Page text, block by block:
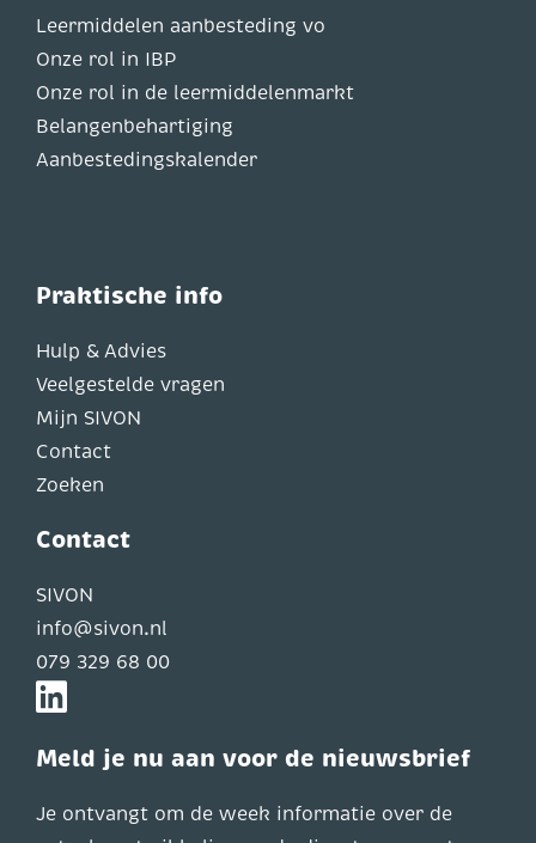
Leermiddelen aanbesteding vo
Onze rol in IBP
Onze rol in de leermiddelenmarkt
Belangenbehartiging
Aanbestedingskalender
Praktische info
Hulp & Advies
Veelgestelde vragen
Mijn SIVON
Contact
Zoeken
Contact
SIVON
info@sivon.nl
079 329 68 00
Meld je nu aan voor de nieuwsbrief
Je ontvangt om de week informatie over de